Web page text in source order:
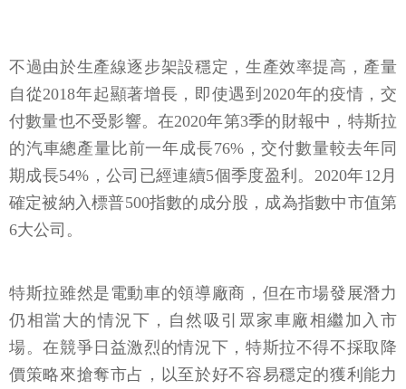
不過由於生產線逐步架設穩定，生產效率提高，產量
自從2018年起顯著增長，即使遇到2020年的疫情，交
付數量也不受影響。在2020年第3季的財報中，特斯拉
的汽車總產量比前一年成長76%，交付數量較去年同
期成長54%，公司已經連續5個季度盈利。2020年12月
確定被納入標普500指數的成分股，成為指數中市值第
6大公司。
特斯拉雖然是電動車的領導廠商，但在市場發展潛力
仍相當大的情況下，自然吸引眾家車廠相繼加入市
場。在競爭日益激烈的情況下，特斯拉不得不採取降
價策略來搶奪市占，以至於好不容易穩定的獲利能力